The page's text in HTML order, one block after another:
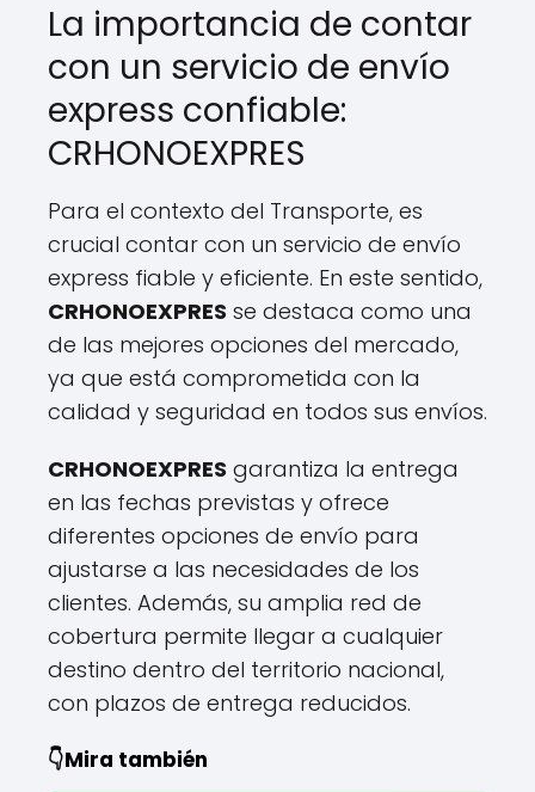
La importancia de contar
con un servicio de envío
express confiable:
CRHONOEXPRES
Para el contexto del Transporte, es
crucial contar con un servicio de envío
express fiable y eficiente. En este sentido,
CRHONOEXPRES se destaca como una
de las mejores opciones del mercado,
ya que está comprometida con la
calidad y seguridad en todos sus envíos.
CRHONOEXPRES garantiza la entrega
en las fechas previstas y ofrece
diferentes opciones de envío para
ajustarse a las necesidades de los
clientes. Además, su amplia red de
cobertura permite llegar a cualquier
destino dentro del territorio nacional,
con plazos de entrega reducidos.
👇Mira también